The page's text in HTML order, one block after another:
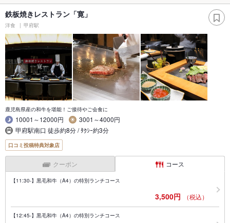
鉄板焼きレストラン「寛」
洋食 甲府駅
鹿児島県産の和牛を堪能！ご接待やご会食に
10001～12000円
3001～4000円
甲府駅南口 徒歩約8分 / ﾀｸｼｰ約3分
口コミ投稿特典対象店
クーポン コース
【11:30-】黒毛和牛（A4）の特別ランチコース
3,500円 （税込）
【12:45-】黒毛和牛（A4）の特別ランチコース